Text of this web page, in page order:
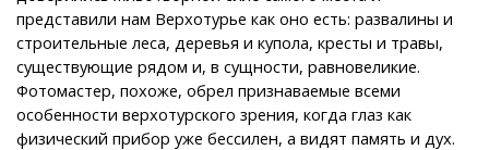
представили нам Верхотурье как оно есть: развалины и
строительные леса, деревья и купола, кресты и травы,
существующие рядом и, в сущности, равновеликие.
Фотомастер, похоже, обрел признаваемые всеми
особенности верхотурского зрения, когда глаз как
физический прибор уже бессилен, а видят память и дух.